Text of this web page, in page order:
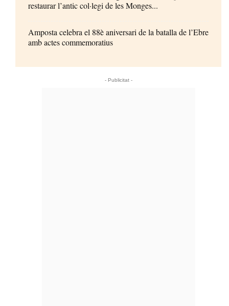
restaurar l’antic col·legi de les Monges...
Amposta celebra el 88è aniversari de la batalla de l’Ebre
amb actes commemoratius
- Publicitat -